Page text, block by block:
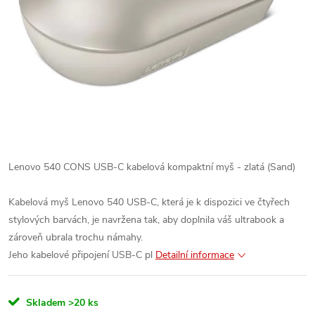
Lenovo 540 CONS USB-C kabelová kompaktní myš - zlatá (Sand)
Kabelová myš Lenovo 540 USB-C, která je k dispozici ve čtyřech
stylových barvách, je navržena tak, aby doplnila váš ultrabook a
zároveň ubrala trochu námahy.
Jeho kabelové připojení USB-C pl Detailní informace
Skladem >20 ks